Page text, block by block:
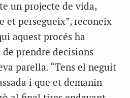
un projecte de vida,
et persegueix”, reconeix
aquest procés ha
prendre decisions
parella. “Tens el neguit
i que et demanin